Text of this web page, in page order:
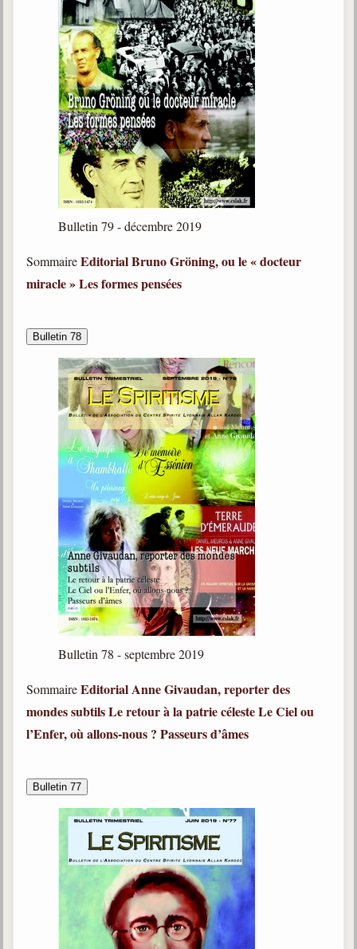
Bulletin 79 - décembre 2019
SommaireEditorialBruno Gröning, ou le « docteur
miracle »Les formes pensées
Bulletin 78
Bulletin 78 - septembre 2019
SommaireEditorialAnne Givaudan, reporter des
mondes subtilsLe retour à la patrie célesteLe Ciel ou
l’Enfer, où allons-nous ? Passeurs d’âmes
Bulletin 77